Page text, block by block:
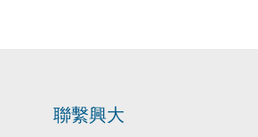
聯繫興大